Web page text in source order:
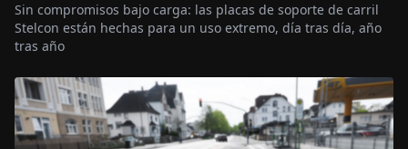
Sin compromisos bajo carga: las placas de soporte de carril
Stelcon están hechas para un uso extremo, día tras día, año
tras año